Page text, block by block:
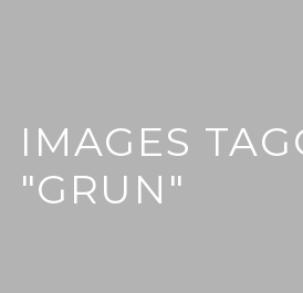
IMAGES
"GRUN"